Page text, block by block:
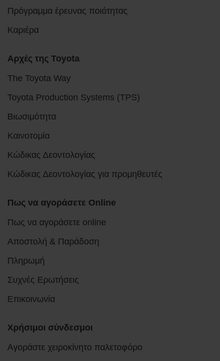
Πρόγραμμα έρευνας ποιότητας
Καριέρα
Αρχές της Toyota
The Toyota Way
Toyota Production Systems (TPS)
Βιωσιμότητα
Καινοτομία
Κώδικας Δεοντολογίας
Κώδικας Δεοντολογίας για προμηθευτές
Πως να αγοράσετε Online
Πως να αγοράσετε online
Αποστολή & Παράδοση
Πληρωμή
Συχνές Ερωτήσεις
Επικοινωνία
Χρήσιμοι σύνδεσμοι
Αγοράστε χειροκίνητο παλετοφόρο